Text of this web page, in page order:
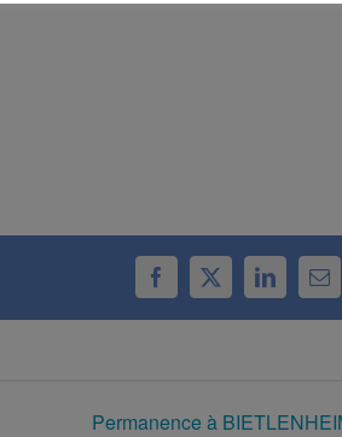
Facebook
X LinkedIn
Permanence à